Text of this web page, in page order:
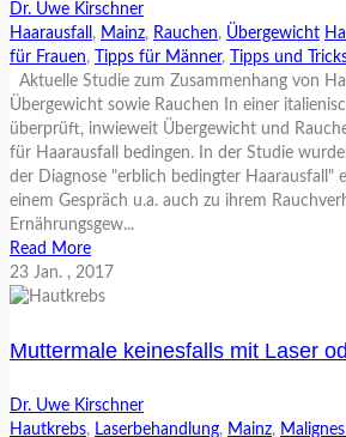
Dr. Uwe Kirschner
Haarausfall , Mainz, Rauchen, Übergewicht
für Frauen, Tipps für Männer, Tipps und
Aktuelle Studie zum Zusammenhang von
Übergewicht sowie Rauchen In einer
überprüft, inwieweit Übergewicht und
für Haarausfall bedingen. In der Studie
der Diagnose "erblich bedingter Haarausfall"
einem Gespräch u.a. auch zu ihrem
Ernährungsgew...
Read More
23 Jan. , 2017
Muttermale keinesfalls mit Laser
Dr. Uwe Kirschner
Hautkrebs, Laserbehandlung, Mainz,